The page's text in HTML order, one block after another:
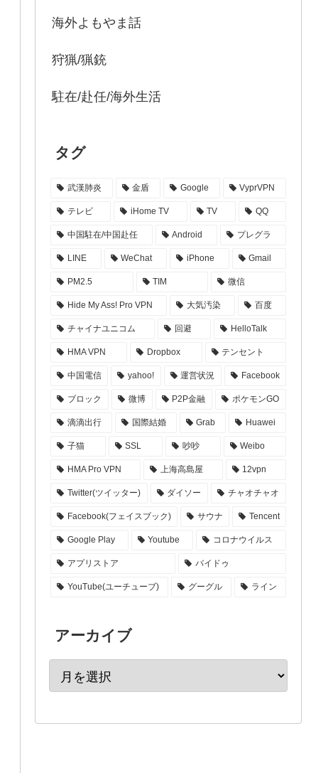
海外よもやま話
狩猟/猟銃
駐在/赴任/海外生活
タグ
武漢肺炎 金盾 Google VyprVPN
テレビ iHome TV TV QQ
中国駐在/中国赴任 Android プレグラ
LINE WeChat iPhone Gmail
PM2.5 TIM 微信
Hide My Ass! Pro VPN 大気汚染 百度
チャイナユニコム 回避 HelloTalk
HMA VPN Dropbox テンセント
中国電信 yahoo! 運営状況 Facebook
ブロック 微博 P2P金融 ポケモンGO
滴滴出行 国際結婚 Grab Huawei
子猫 SSL 吵吵 Weibo
HMA Pro VPN 上海高島屋 12vpn
Twitter(ツイッター) ダイソー チャオチャオ
Facebook(フェイスブック) サウナ Tencent
Google Play Youtube コロナウイルス
アプリストア バイドゥ
YouTube(ユーチューブ) グーグル ライン
アーカイブ